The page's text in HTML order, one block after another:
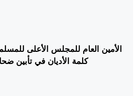
الأمين العام للمجلس الأعلى
كلمة الأديان في تأبين